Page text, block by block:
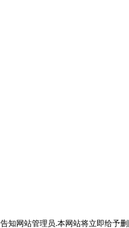
知网站管理员.本网站将立即给予